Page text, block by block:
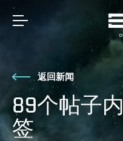
返回新闻
89个帖子
签